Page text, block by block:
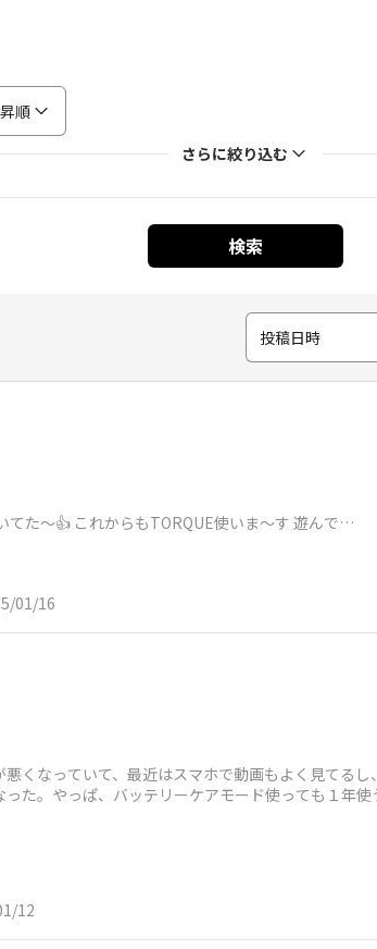
昇順
さらに絞り込む
検索
投稿日時
てた〜👍 これからもTORQUE使いま〜す 遊んで…
01/16
くなっていて、最近はスマホで動画もよく見てる
た。やっぱ、バッテリーケアモード使っても１年使
12